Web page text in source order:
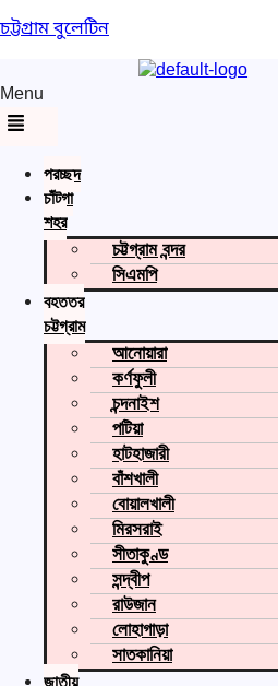
চট্টগ্রাম বুলেটিন
Menu
প্রচ্ছদ
চাঁটগা
শহর
চট্টগ্রাম বন্দর
সিএমপি
বৃহত্তর
চট্টগ্রাম
আনোয়ারা
কর্ণফুলী
চন্দনাইশ
পটিয়া
হাটহাজারী
বাঁশখালী
বোয়ালখালী
মিরসরাই
সীতাকুণ্ড
সন্দ্বীপ
রাউজান
লোহাগাড়া
সাতকানিয়া
জাতীয়